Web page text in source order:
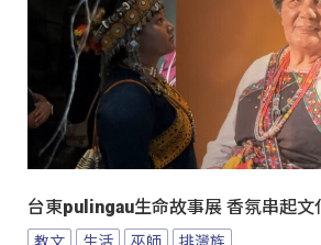
台東pulingau生命故事展 香氛串起文